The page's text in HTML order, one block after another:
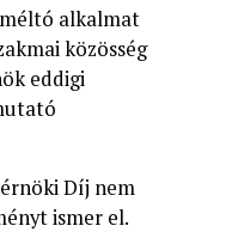
alkalmat
közösség
eddigi
Díj nem
ismer el.